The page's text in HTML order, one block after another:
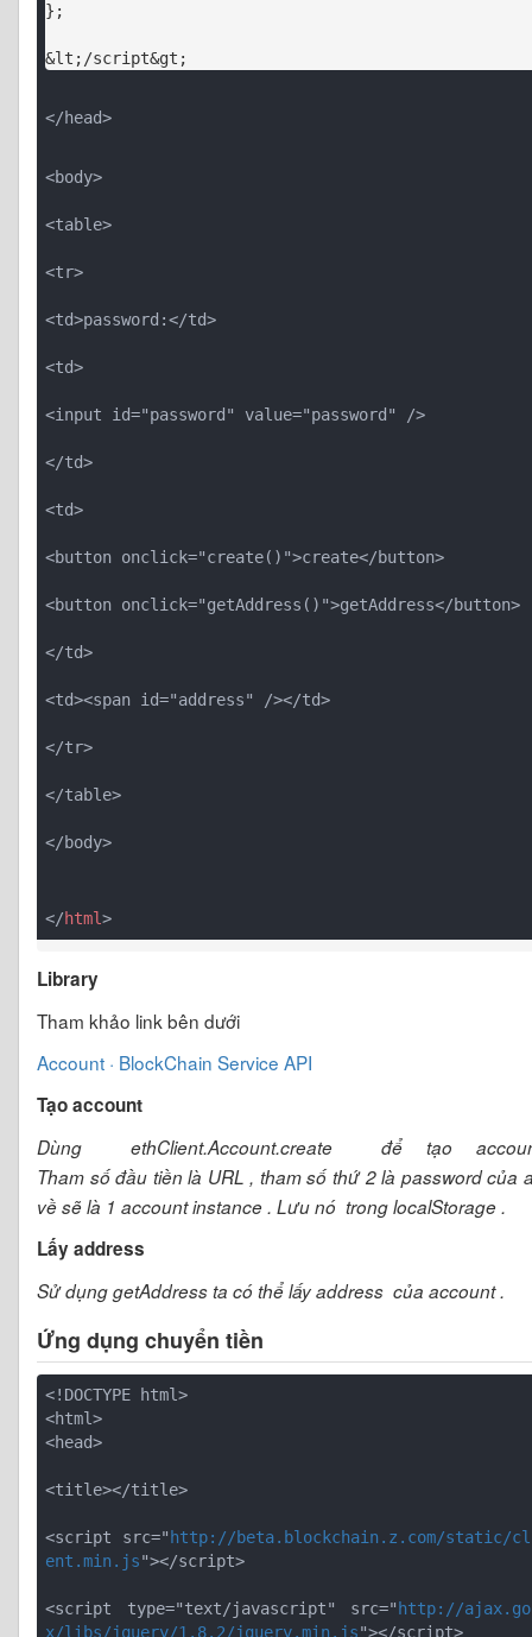
};
</head>
<body>
<table>
<tr>
<td>password:</td>
<td>
<input id="password" value="password" />
</td>
<td>
<button onclick="create()">create</button>
<button onclick="getAddress()">getAddress</button>
</td>
<td><span id="address" /></td>
</tr>
</table>
</body>
</html>
Library
Tham khảo link bên dưới
Account · BlockChain Service API
Tạo account
Dùng ethClient.Account.create để tạo
Tham số đầu tiền là URL , tham số thứ 2 là password
về sẽ là 1 account instance . Lưu nó trong localStorage .
Lấy address
Sử dụng getAddress ta có thể lấy address của account .
Ứng dụng chuyển tiền
<!DOCTYPE html>
<head>
<title></title>
<script src=" http://beta.blockchain.z.com/
ent.min.js"></script>
<script type="text/javascript" src=" http://
x/libs/jquery/1.8.2/jquery.min.js"></script>